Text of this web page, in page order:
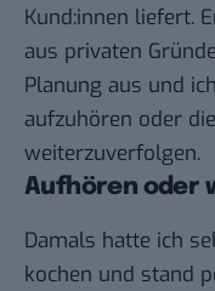
Kund:innen liefert.
aus privaten
Planung aus und
aufzuhören oder
weiterzuverfolgen.
Aufhören oder
Damals hatte ich
kochen und stand